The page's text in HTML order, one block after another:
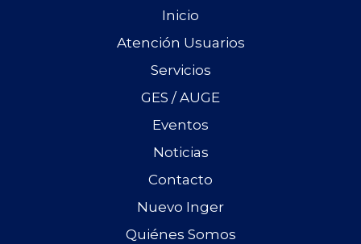
Inicio
Atención Usuarios
Servicios
GES / AUGE
Eventos
Noticias
Contacto
Nuevo Inger
Quiénes Somos